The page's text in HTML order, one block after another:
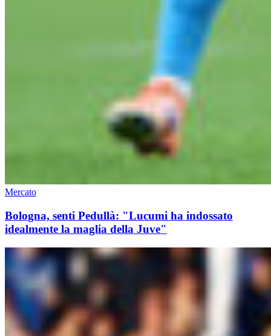
Mercato
Bologna, senti Pedullà: "Lucumi ha indossato
idealmente la maglia della Juve"